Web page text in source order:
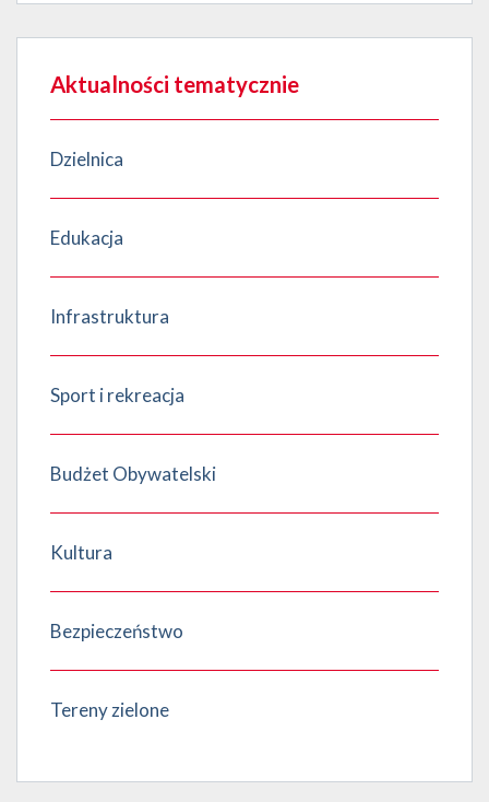
Aktualności tematycznie
Dzielnica
Edukacja
Infrastruktura
Sport i rekreacja
Budżet Obywatelski
Kultura
Bezpieczeństwo
Tereny zielone